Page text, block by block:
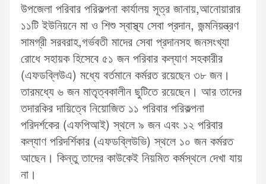
উপজেলা পরিবার পরিকল্পনা কার্যালয় সূত্র জানায়,আনোয়ারার
১১টি ইউনিয়নে মা ও শিশু স্বাস্থ্য সেবা প্রদান, জন্মনিয়ন্ত্রণ
সামগ্রী সরবরাহ,গর্ভবতী মাদের সেবা প্রদানসহ জনসংখ্যা
রোধে সহায়ক হিসেবে ৫১ জন পরিবার কল্যাণ সহকারীর
(এফডব্লিউএ) মধ্যে বর্তমানে কর্মরত রয়েছেন ৩৮ জন।
তারমধ্যে ৬ জন মাতৃত্বকালীন ছুটিতে রয়েছেন। আর তাদের
তদারকির দায়িত্বে নিয়োজিত ১১ পরিবার পরিকল্পনা
পরিদর্শকের (এফপিআই) স্থলে ৯ জন এবং ১২ পরিবার
কল্যাণ পরিদর্শিকার (এফডব্লিউভি) স্থলে ১০ জন কর্মরত
আছেন। কিন্তু তাদের কাউকেই নিয়মিত কর্মস্থলে দেখা যায়
না।